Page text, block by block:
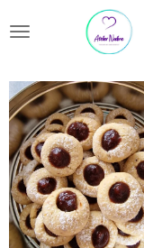
Hauptinhalt